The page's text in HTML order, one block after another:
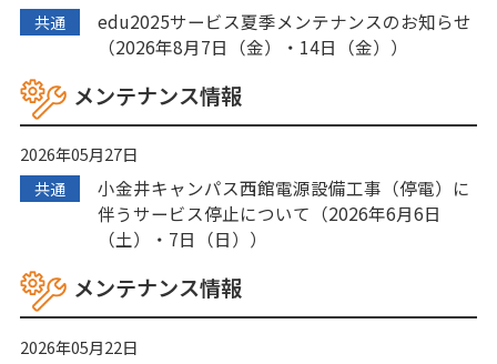
共通
edu2025サービス夏季メンテナンスのお知らせ
（2026年8月7日（金）・14日（金））
メンテナンス情報
2026年05月27日
共通
小金井キャンパス西館電源設備工事（停電）に
伴うサービス停止について（2026年6月6日
（土）・7日（日））
メンテナンス情報
2026年05月22日